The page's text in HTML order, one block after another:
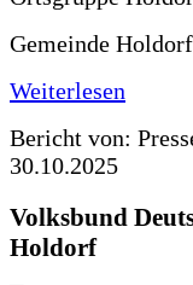
Gemeinde Holdorf
Weiterlesen
Bericht von:
30.10.2025
Volksbund
Holdorf